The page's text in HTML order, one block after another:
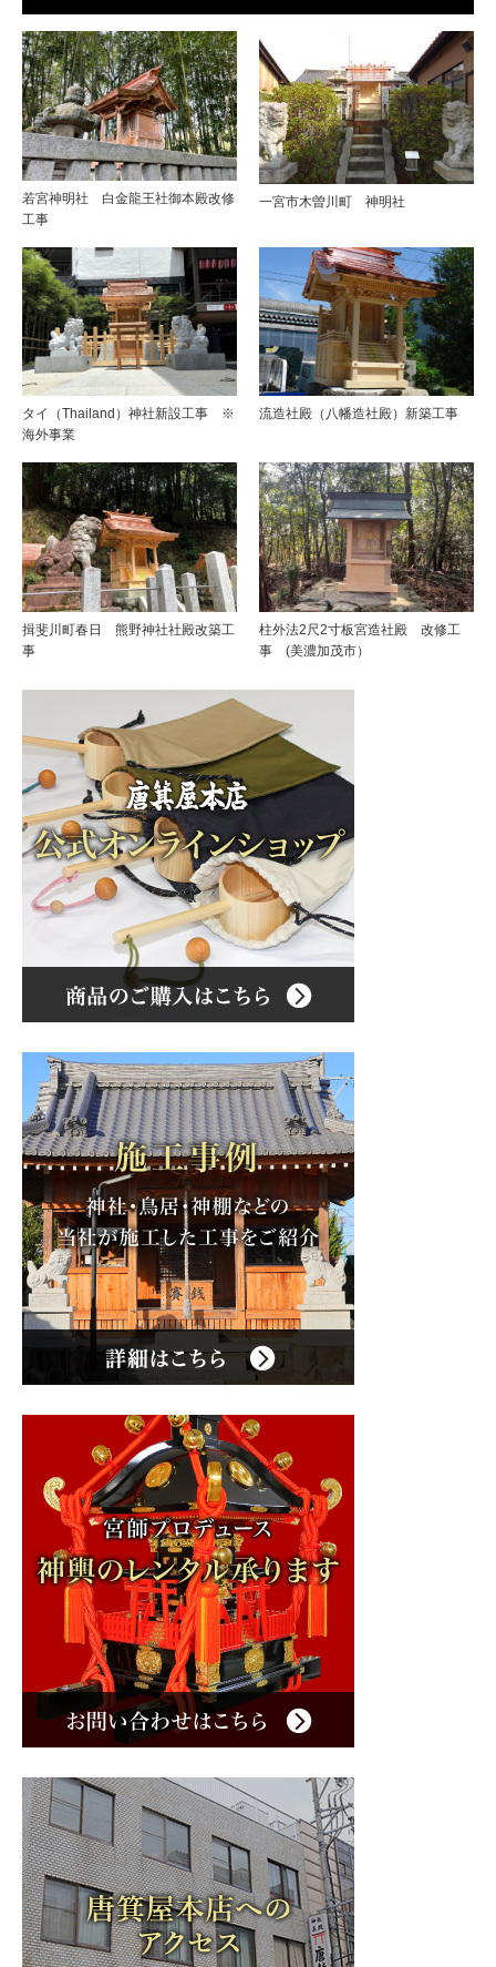
若宮神明社 白金龍王社御本殿改修
工事
一宮市木曽川町 神明社
タイ（Thailand）神社新設工事 ※
海外事業
流造社殿（八幡造社殿）新築工事
揖斐川町春日 熊野神社社殿改築工
事
柱外法2尺2寸板宮造社殿 改修工
事 (美濃加茂市）